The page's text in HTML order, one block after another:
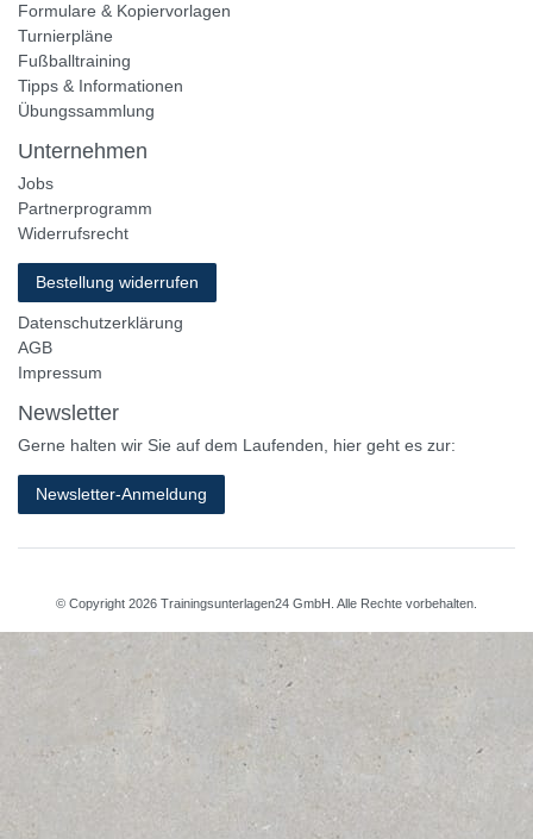
Formulare & Kopiervorlagen
Turnierpläne
Fußballtraining
Tipps & Informationen
Übungssammlung
Unternehmen
Jobs
Partnerprogramm
Widerrufsrecht
Bestellung widerrufen
Datenschutzerklärung
AGB
Impressum
Newsletter
Gerne halten wir Sie auf dem Laufenden, hier geht es zur:
Newsletter-Anmeldung
© Copyright 2026 Trainingsunterlagen24 GmbH. Alle Rechte vorbehalten.